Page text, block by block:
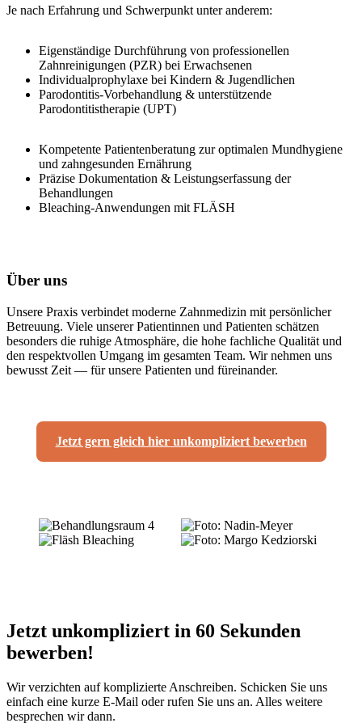
Je nach Erfahrung und Schwerpunkt unter anderem:
Eigenständige Durchführung von professionellen
Zahnreinigungen (PZR) bei Erwachsenen
Individualprophylaxe bei Kindern & Jugendlichen
Parodontitis-Vorbehandlung & unterstützende
Parodontitistherapie (UPT)
Kompetente Patientenberatung zur optimalen Mundhygiene
und zahngesunden Ernährung
Präzise Dokumentation & Leistungserfassung der
Behandlungen
Bleaching-Anwendungen mit FLÄSH
Über uns
Unsere Praxis verbindet moderne Zahnmedizin mit persönlicher
Betreuung. Viele unserer Patientinnen und Patienten schätzen
besonders die ruhige Atmosphäre, die hohe fachliche Qualität und
den respektvollen Umgang im gesamten Team. Wir nehmen uns
bewusst Zeit — für unsere Patienten und füreinander.
Jetzt gern gleich hier unkompliziert bewerben
Jetzt unkompliziert in 60 Sekunden
bewerben!
Wir verzichten auf komplizierte Anschreiben. Schicken Sie uns
einfach eine kurze E-Mail oder rufen Sie uns an. Alles weitere
besprechen wir dann.